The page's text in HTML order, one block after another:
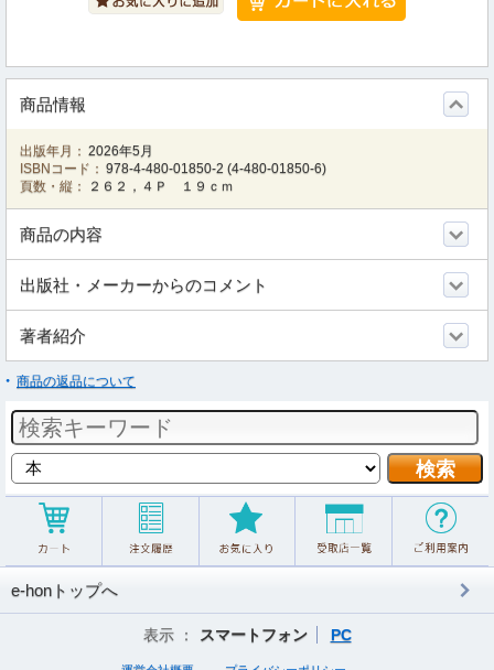
商品情報
出版年月： 2026年5月
ISBNコード： 978-4-480-01850-2 (4-480-01850-6)
頁数・縦：
２６２，４Ｐ １９ｃｍ
商品の内容
出版社・メーカーからのコメント
著者紹介
商品の返品について
e-honトップへ
表示 ： スマートフォン PC